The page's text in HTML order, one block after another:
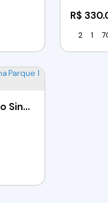
R$
2 1
Casa com 02 Quartos - Condomínio Sindona Parque I - Cotia/SP